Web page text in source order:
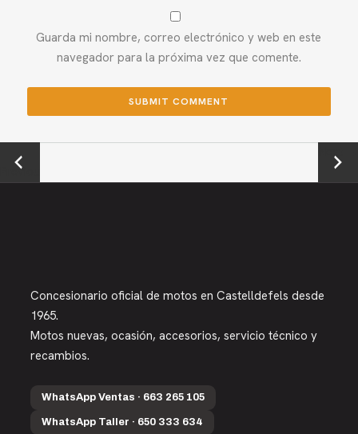
Guarda mi nombre, correo electrónico y web en este
navegador para la próxima vez que comente.
←
Previou
Next →
Concesionario oficial de motos en Castelldefels desde
1965.
Motos nuevas, ocasión, accesorios, servicio técnico y
recambios.
WhatsApp Ventas · 663 265 105
WhatsApp Taller · 650 333 634